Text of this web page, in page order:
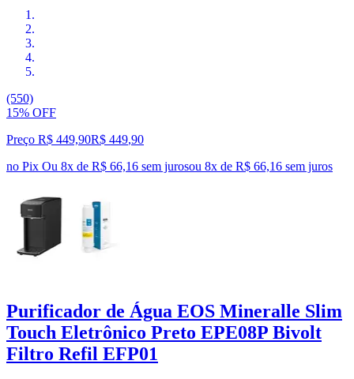
(550)
15% OFF
Preço R$ 449,90R$ 449,90
no Pix Ou 8x de R$ 66,16 sem jurosou 8x de R$ 66,16 sem juros
Purificador de Água EOS Mineralle Slim
Touch Eletrônico Preto EPE08P Bivolt
Filtro Refil EFP01